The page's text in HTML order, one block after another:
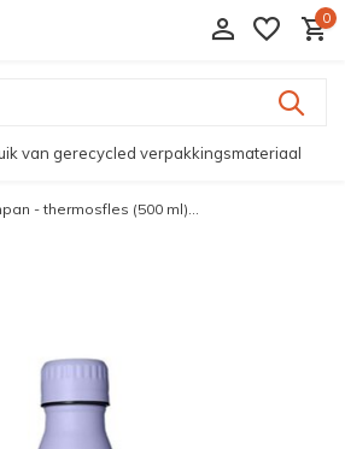
0
van gerecycled verpakkingsmateriaal
- thermosfles (500 ml)...